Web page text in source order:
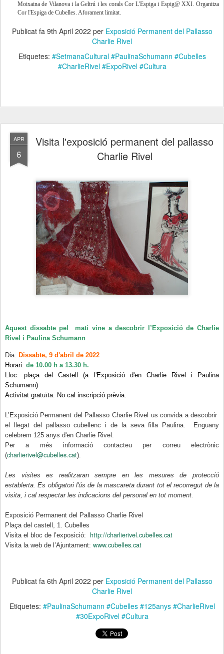
Moixaina de Vilanova i la Geltrú i les corals Cor L'Espiga i Espig@ XXI. Organitza
Cor l'Espiga de Cubelles. Aforament limitat.
Publicat fa 9th April 2022 per Exposició Permanent del Pallasso
Charlie Rivel
Etiquetes: #SetmanaCultural #PaulinaSchumann #Cubelles
#CharlieRivel #ExpoRivel #Cultura
APR
6
Visita l'exposició permanent del pallasso
Charlie Rivel
Aquest dissabte pel matí vine a descobrir l’Exposició de Charlie
Rivel i Paulina Schumann
Dia: Dissabte, 9 d'abril de 2022
Horari: de 10.00 h a 13.30 h.
Lloc: plaça del Castell (a l'Exposició d'en Charlie Rivel i Paulina
Schumann)
Activitat gratuïta. No cal inscripció prèvia.
L’Exposició Permanent del Pallasso Charlie Rivel us convida a descobrir
el llegat del pallasso cubellenc i de la seva filla Paulina. Enguany
celebrem 125 anys d'en Charlie Rivel.
Per a més informació contacteu per correu electrònic
(charlierivel@cubelles.cat).
Les visites es realitzaran sempre en les mesures de protecció
establerta. Es obligatori l'ús de la mascareta durant tot el recorregut de la
visita, i cal respectar les indicacions del personal en tot moment.
Exposició Permanent del Pallasso Charlie Rivel
Plaça del castell, 1. Cubelles
Visita el bloc de l’exposició: http://charlierivel.cubelles.cat
Visita la web de l’Ajuntament: www.cubelles.cat
Publicat fa 6th April 2022 per Exposició Permanent del Pallasso
Charlie Rivel
Etiquetes: #PaulinaSchumann #Cubelles #125anys #CharlieRivel
#30ExpoRivel #Cultura